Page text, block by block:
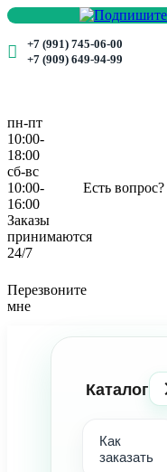
+7 (991) 745-06-00
+7 (909) 649-94-99
пн-пт
10:00-
18:00
сб-вс
10:00-
16:00
Заказы
принимаются
24/7
Есть вопрос?
Перезвоните
мне
Каталог
Как
заказать